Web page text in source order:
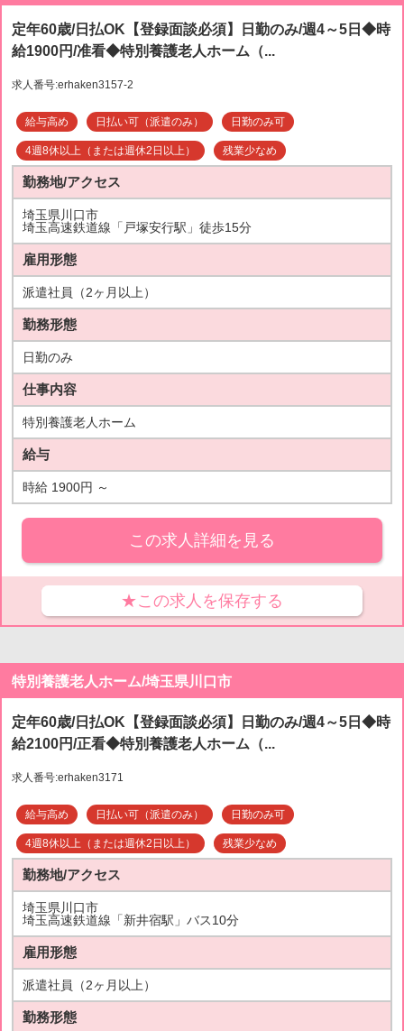
定年60歳/日払OK【登録面談必須】日勤のみ/週4～5日◆時
給1900円/准看◆特別養護老人ホーム（...
求人番号:erhaken3157-2
給与高め 日払い可（派遣のみ） 日勤のみ可
4週8休以上（または週休2日以上） 残業少なめ
勤務地/アクセス
埼玉県川口市
埼玉高速鉄道線「戸塚安行駅」徒歩15分
雇用形態
派遣社員（2ヶ月以上）
勤務形態
日勤のみ
仕事内容
特別養護老人ホーム
給与
時給 1900円 ～
この求人詳細を見る
★この求人を保存する
特別養護老人ホーム/埼玉県川口市
定年60歳/日払OK【登録面談必須】日勤のみ/週4～5日◆時
給2100円/正看◆特別養護老人ホーム（...
求人番号:erhaken3171
給与高め 日払い可（派遣のみ） 日勤のみ可
4週8休以上（または週休2日以上） 残業少なめ
勤務地/アクセス
埼玉県川口市
埼玉高速鉄道線「新井宿駅」バス10分
雇用形態
派遣社員（2ヶ月以上）
勤務形態